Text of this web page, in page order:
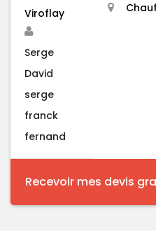
Viroflay
Serge
David
serge
franck
fernand
Recevoir mes devis